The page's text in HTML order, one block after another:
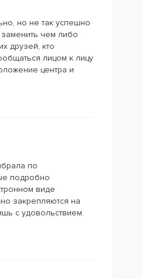
но не так успешно
чем либо
друзей, кто
лицом к лицу
центра и
по
подробно
виде
закрепляются на
с удовольствием.